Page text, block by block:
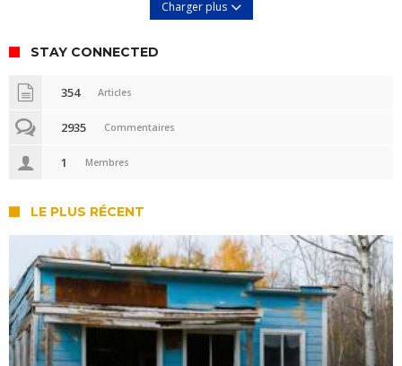
Charger plus
STAY CONNECTED
354 Articles
2935 Commentaires
1 Membres
LE PLUS RÉCENT